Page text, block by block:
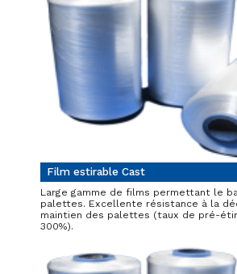
Film estirable Cast
Large gamme de films permettant le
palettes. Excellente résistance à la
maintien des palettes (taux de pré-
300%).